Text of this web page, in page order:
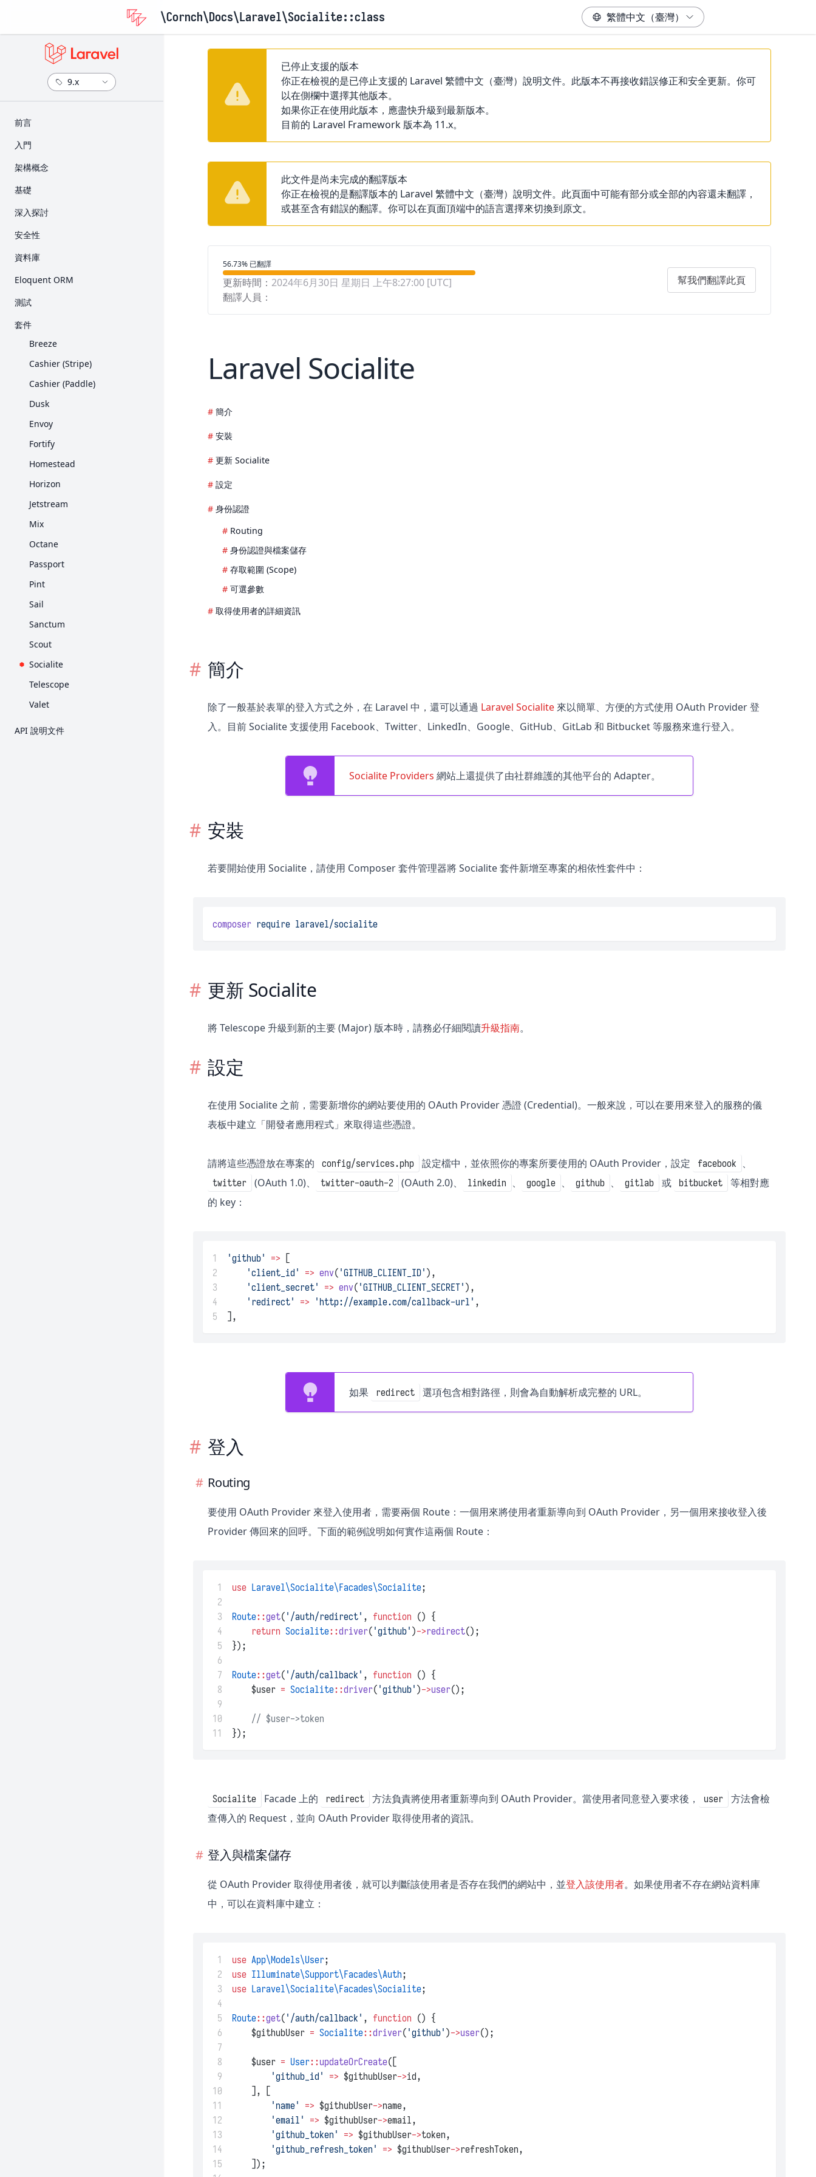
\Cornch\Docs\Laravel\Socialite::class
​前言
版本資訊
入門
安裝
入門套件
部署
架構概念
Request 的生命週期
基礎
路由
Request
Response
View
Blade 樣板
打包素材
產生 URL
Session
表單驗證
錯誤處理
日誌
深入探討
Artisan 主控台
Collection
Contract
Event
檔案儲存
輔助函式
HTTP 用戶端
本土化
郵件
通知
套件開發
佇列
頻率限制
任務排程
安全性
身份驗證
資料庫
Eloquent ORM
入門
測試
HTTP 測試
主控台測試
瀏覽器測試
資料庫
Mock
套件
Breeze
Cashier (Stripe)
Cashier (Paddle)
Dusk
Envoy
Fortify
Homestead
Horizon
Jetstream
Mix
Octane
Passport
Pint
Sail
Sanctum
Scout
Socialite
Telescope
Valet
API 說明文件
已停止支援的版本
你正在檢視的是已停止支援的 Laravel 繁體中文（臺灣）說明文件。此版本不再接收錯誤修正和安全更新。你可
以在側欄中選擇其他版本。
如果你正在使用此版本，應盡快升級到最新版本。
目前的 Laravel Framework 版本為 11.x。
此文件是尚未完成的翻譯版本
你正在檢視的是翻譯版本的 Laravel 繁體中文（臺灣）說明文件。此頁面中可能有部分或全部的內容還未翻譯，
或甚至含有錯誤的翻譯。你可以在頁面頂端中的語言選擇來切換到原文。
翻譯進度
56.73% 已翻譯
更新時間： 2024年6月30日 星期日 上午8:27:00 [UTC]
翻譯人員：
幫我們翻譯此頁
Laravel Socialite
簡介
安裝
更新 Socialite
設定
身份認證
Routing
身份認證與檔案儲存
存取範圍 (Scope)
可選參數
取得使用者的詳細資訊
簡介
除了一般基於表單的登入方式之外，在 Laravel 中，還可以通過 Laravel Socialite 來以簡單、方便的方式使用 OAuth Provider 登
入。目前 Socialite 支援使用 Facebook、Twitter、LinkedIn、Google、GitHub、GitLab 和 Bitbucket 等服務來進行登入。
Socialite Providers 網站上還提供了由社群維護的其他平台的 Adapter。
安裝
若要開始使用 Socialite，請使用 Composer 套件管理器將 Socialite 套件新增至專案的相依性套件中：
composer require laravel/socialite
更新 Socialite
將 Telescope 升級到新的主要 (Major) 版本時，請務必仔細閱讀升級指南。
設定
在使用 Socialite 之前，需要新增你的網站要使用的 OAuth Provider 憑證 (Credential)。一般來說，可以在要用來登入的服務的儀
表板中建立「開發者應用程式」來取得這些憑證。
請將這些憑證放在專案的 config/services.php 設定檔中，並依照你的專案所要使用的 OAuth Provider，設定 facebook 、
twitter (OAuth 1.0)、 twitter-oauth-2 (OAuth 2.0)、 linkedin 、 google 、 github 、 gitlab 或 bitbucket
等相對應
的 key：
1 'github' => [
2
'client_id' => env( 'GITHUB_CLIENT_ID' ),
3
'client_secret' => env( 'GITHUB_CLIENT_SECRET' ),
4
'redirect' => 'http://example.com/callback-url' ,
5
],
如果 redirect 選項包含相對路徑，則會為自動解析成完整的 URL。
登入
Routing
要使用 OAuth Provider 來登入使用者，需要兩個 Route：一個用來將使用者重新導向到 OAuth Provider，另一個用來接收登入後
Provider 傳回來的回呼。下面的範例說明如何實作這兩個 Route：
1 use Laravel\Socialite\Facades\Socialite;
2
3
Route::get( '/auth/redirect' , function () {
4
return Socialite::driver( 'github' )->redirect();
5
});
6
7
Route::get( '/auth/callback' , function () {
8
    $user
= Socialite::driver( 'github' )->user();
9
10
// $user->token
11
});
Socialite Facade 上的 redirect 方法負責將使用者重新導向到 OAuth Provider。當使用者同意登入要求後， user
方法會檢
查傳入的 Request，並向 OAuth Provider 取得使用者的資訊。
登入與檔案儲存
從 OAuth Provider 取得使用者後，就可以判斷該使用者是否存在我們的網站中，並登入該使用者。如果使用者不存在網站資料庫
中，可以在資料庫中建立：
1 use App\Models\User;
2
use Illuminate\Support\Facades\Auth;
3
use Laravel\Socialite\Facades\Socialite;
4
5
Route::get( '/auth/callback' , function () {
6
    $githubUser
= Socialite::driver( 'github' )->user();
7
8
    $user
= User::updateOrCreate([
9
'github_id' => $githubUser->id,
10
    ], [
11
'name' => $githubUser->name,
12
'email' => $githubUser->email,
13
'github_token' => $githubUser->token,
14
'github_refresh_token' => $githubUser->refreshToken,
15
    ]);